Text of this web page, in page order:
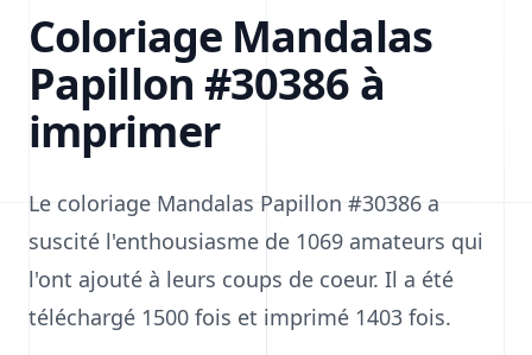
Coloriage Mandalas
Papillon #30386 à
imprimer
Le coloriage Mandalas Papillon #30386 a
suscité l'enthousiasme de 1069 amateurs qui
l'ont ajouté à leurs coups de coeur. Il a été
téléchargé 1500 fois et imprimé 1403 fois.